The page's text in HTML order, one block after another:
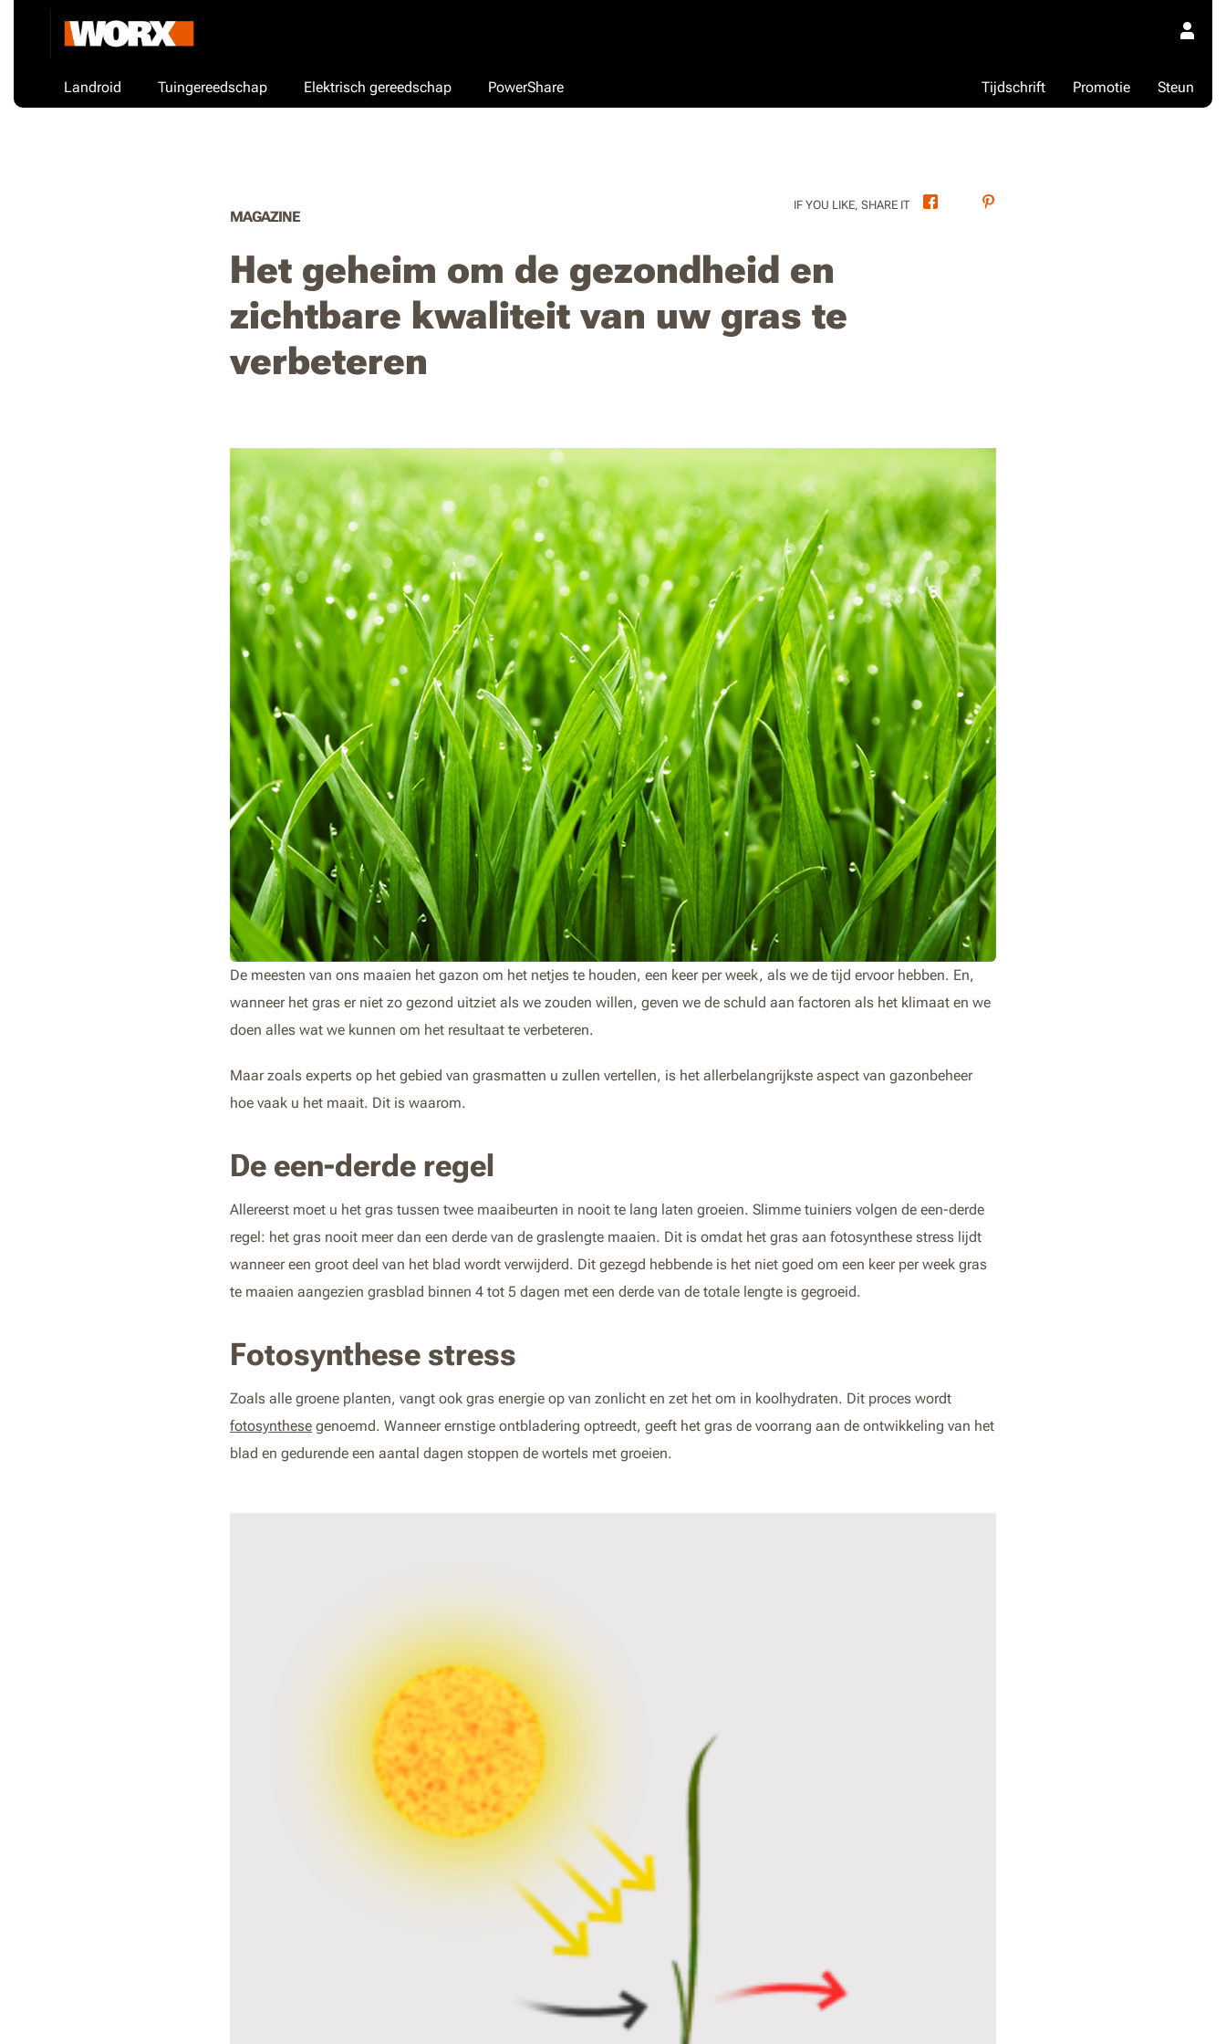
Landroid Tuingereedschap Elektrisch gereedschap PowerShare Steun
Promotie
Tijdschrift
IF YOU LIKE, SHARE IT FacebookTwitter
MAGAZINE
Het geheim om de gezondheid en
zichtbare kwaliteit van uw gras te
verbeteren
De meesten van ons maaien het gazon om het netjes te houden, een keer per week, als we de tijd ervoor hebben. En,
wanneer het gras er niet zo gezond uitziet als we zouden willen, geven we de schuld aan factoren als het klimaat en we
doen alles wat we kunnen om het resultaat te verbeteren.
Maar zoals experts op het gebied van grasmatten u zullen vertellen, is het allerbelangrijkste aspect van gazonbeheer
hoe vaak u het maait. Dit is waarom.
De een-derde regel
Allereerst moet u het gras tussen twee maaibeurten in nooit te lang laten groeien. Slimme tuiniers volgen de een-derde
regel: het gras nooit meer dan een derde van de graslengte maaien. Dit is omdat het gras aan fotosynthese stress lijdt
wanneer een groot deel van het blad wordt verwijderd. Dit gezegd hebbende is het niet goed om een keer per week gras
te maaien aangezien grasblad binnen 4 tot 5 dagen met een derde van de totale lengte is gegroeid.
Fotosynthese stress
Zoals alle groene planten, vangt ook gras energie op van zonlicht en zet het om in koolhydraten. Dit proces wordt
fotosynthese genoemd. Wanneer ernstige ontbladering optreedt, geeft het gras de voorrang aan de ontwikkeling van het
blad en gedurende een aantal dagen stoppen de wortels met groeien.